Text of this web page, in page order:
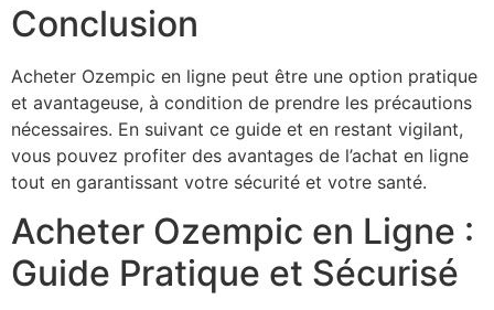
Conclusion
Acheter Ozempic en ligne peut être une option pratique
et avantageuse, à condition de prendre les précautions
nécessaires. En suivant ce guide et en restant vigilant,
vous pouvez profiter des avantages de l’achat en ligne
tout en garantissant votre sécurité et votre santé.
Acheter Ozempic en Ligne :
Guide Pratique et Sécurisé